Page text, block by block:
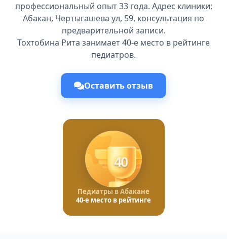
профессиональный опыт 33 года. Адрес клиники:
Абакан, Чертыгашева ул, 59, консультация по
предварительной записи.
Тохтобина Рита занимает 40-е место в рейтинге
педиатров.
Оставить отзыв
40
Педиатры в Абакане
40-е место в рейтинге